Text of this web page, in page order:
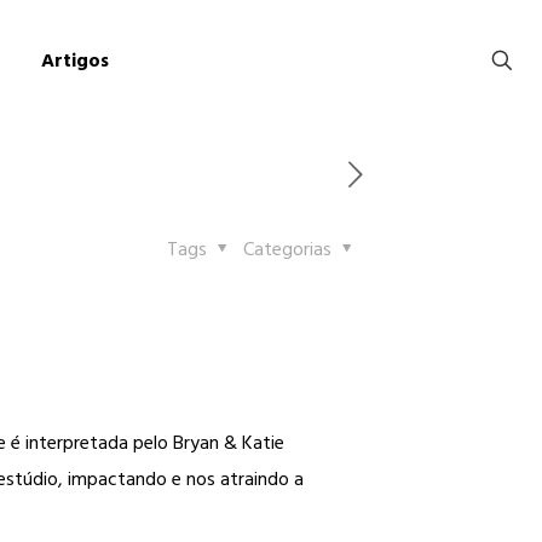
Artigos
Categorias
Tags
é interpretada pelo Bryan & Katie
impactando e nos atraindo a